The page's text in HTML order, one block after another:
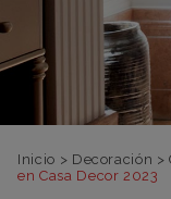
Inicio > Decoración >
en Casa Decor 2023